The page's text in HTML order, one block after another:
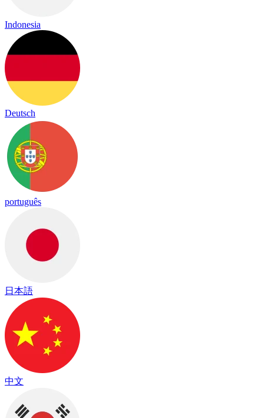
Indonesia
Deutsch
português
日本語
中文